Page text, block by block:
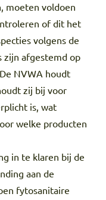
moeten voldoen
of dit het
volgens de
zijn afgestemd op
NVWA houdt
zij bij voor
is, wat
welke producten
in te klaren bij de
aan de
fytosanitaire